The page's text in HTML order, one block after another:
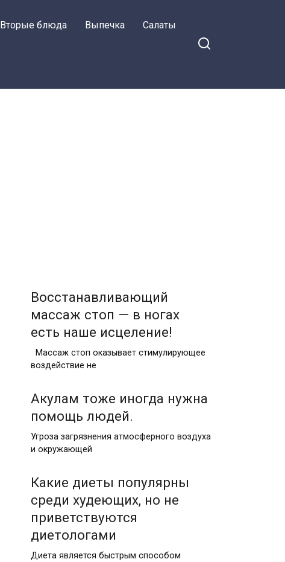
Вторые блюда Выпечка Салаты
Восстанавливающий
массаж стоп — в ногах
есть наше исцеление!
Массаж стоп оказывает стимулирующее
воздействие не
Акулам тоже иногда нужна
помощь людей.
Угроза загрязнения атмосферного воздуха
и окружающей
Какие диеты популярны
среди худеющих, но не
приветствуются
диетологами
Диета является быстрым способом